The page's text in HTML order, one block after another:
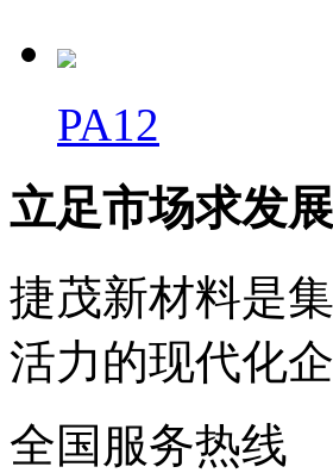
PA12
立足市场求发
捷茂新材料是
活力的现代化
全国服务热线